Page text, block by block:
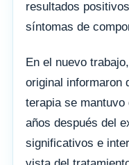
resultados
síntomas de
En el nuevo
original informaron
terapia se
años después del
significativos e